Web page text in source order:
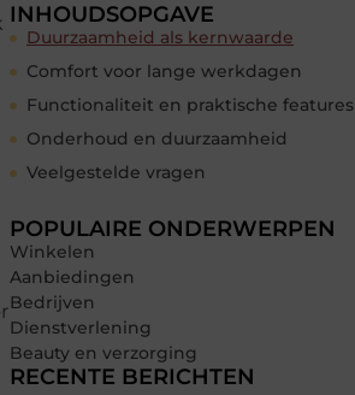
INHOUDSOPGAVE
Duurzaamheid als kernwaarde
Comfort voor lange werkdagen
Functionaliteit en praktische features
Onderhoud en duurzaamheid
Veelgestelde vragen
POPULAIRE ONDERWERPEN
Winkelen
Aanbiedingen
Bedrijven
Dienstverlening
Beauty en verzorging
RECENTE BERICHTEN